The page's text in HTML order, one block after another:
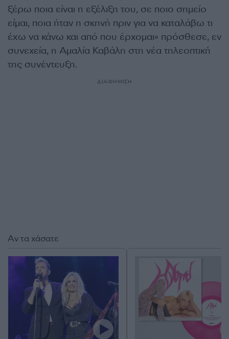
ξέρω ποια είναι η εξέλιξη του, σε ποιο σημείο
είμαι, ποια ήταν η σκηνή πριν για να καταλάβω τι
έχω να κάνω και από που έρχομαι» πρόσθεσε, εν
συνεχεία, η Αμαλία Καβάλη στη νέα τηλεοπτική
της συνέντευξη.
ΔΙΑΦΗΜΙΣΗ
Αν τα χάσατε